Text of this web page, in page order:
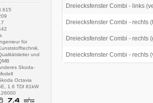
für
und
Skoda-
Octavia
1.6 TDI 81kW
Dreiecksfenster Combi - links
Dreiecksfenster Combi - rechts
Dreiecksfenster Combi - rechts
Dreiecksfenster Combi - rechts